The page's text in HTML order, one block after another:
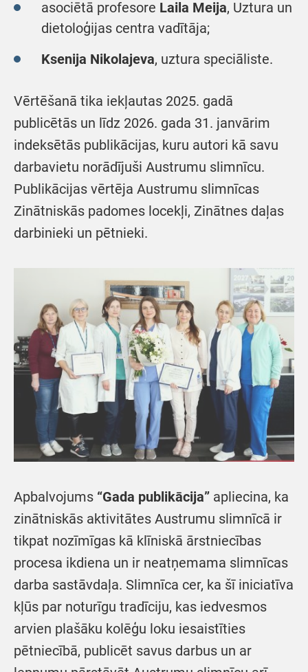
asociētā profesore Laila Meija, Uztura un
dietoloģijas centra vadītāja;
Ksenija Nikolajeva, uztura speciāliste.
Vērtēšanā tika iekļautas 2025. gadā
publicētās un līdz 2026. gada 31. janvārim
indeksētās publikācijas, kuru autori kā savu
darbavietu norādījuši Austrumu slimnīcu.
Publikācijas vērtēja Austrumu slimnīcas
Zinātniskās padomes locekļi, Zinātnes daļas
darbinieki un pētnieki.
Apbalvojums “Gada publikācija” apliecina, ka
zinātniskās aktivitātes Austrumu slimnīcā ir
tikpat nozīmīgas kā klīniskā ārstniecības
procesa ikdiena un ir neatņemama slimnīcas
darba sastāvdaļa. Slimnīca cer, ka šī iniciatīva
kļūs par noturīgu tradīciju, kas iedvesmos
arvien plašāku kolēģu loku iesaistīties
pētniecībā, publicēt savus darbus un ar